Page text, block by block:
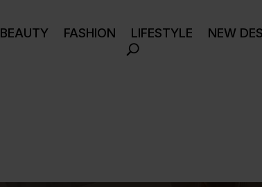
BEAUTY FASHION LIFESTYLE NEW